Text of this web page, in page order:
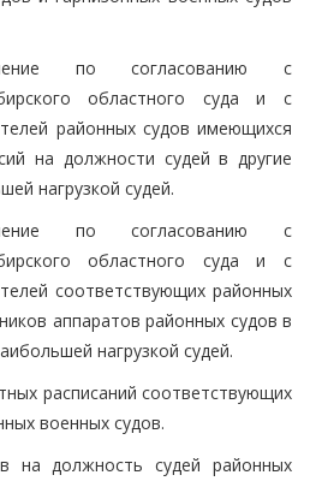
по согласованию с
областного суда и с
районных судов имеющихся
на должности судей в другие
нагрузкой судей.
по согласованию с
областного суда и с
соответствующих районных
аппаратов районных судов в
нагрузкой судей.
расписаний соответствующих
военных судов.
на должность судей районных